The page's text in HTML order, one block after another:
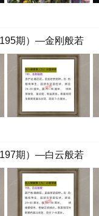
期）—金刚般若
期）—白云般若